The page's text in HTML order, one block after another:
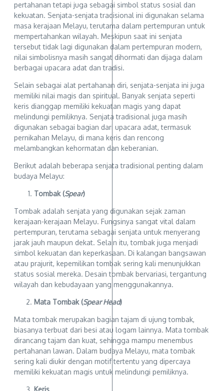
pertahanan tetapi juga sebagai simbol status sosial dan
kekuatan. Senjata-senjata tradisional ini digunakan selama
masa kerajaan Melayu, terutama dalam pertempuran untuk
mempertahankan wilayah. Meskipun saat ini senjata
tersebut tidak lagi digunakan dalam pertempuran modern,
nilai simbolisnya masih sangat dihormati dan dijaga dalam
berbagai upacara adat dan tradisi.
Selain sebagai alat pertahanan diri, senjata-senjata ini juga
memiliki nilai magis dan spiritual. Banyak senjata seperti
keris dianggap memiliki kekuatan magis yang dapat
melindungi pemiliknya. Senjata tradisional juga masih
digunakan sebagai bagian dari upacara adat, termasuk
pernikahan Melayu, di mana keris dan rencong
melambangkan kehormatan dan keberanian.
Berikut adalah beberapa senjata tradisional penting dalam
budaya Melayu:
Tombak (Spear)
Tombak adalah senjata yang digunakan sejak zaman
kerajaan-kerajaan Melayu. Fungsinya sangat vital dalam
pertempuran, terutama sebagai senjata untuk menyerang
jarak jauh maupun dekat. Selain itu, tombak juga menjadi
simbol kekuatan dan keperkasaan. Di kalangan bangsawan
atau prajurit, kepemilikan tombak sering kali menunjukkan
status sosial mereka. Desain tombak bervariasi, tergantung
wilayah dan kebudayaan yang menggunakannya.
Mata Tombak (Spear Head)
Mata tombak merupakan bagian tajam di ujung tombak,
biasanya terbuat dari besi atau logam lainnya. Mata tombak
dirancang tajam dan kuat, sehingga mampu menembus
pertahanan lawan. Dalam budaya Melayu, mata tombak
sering kali diukir dengan motif tertentu yang dipercaya
memiliki kekuatan magis untuk melindungi pemiliknya.